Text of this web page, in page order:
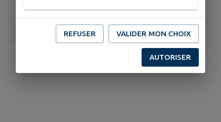
/6
REFUSER VALIDER MON CHOIX
AUTORISER